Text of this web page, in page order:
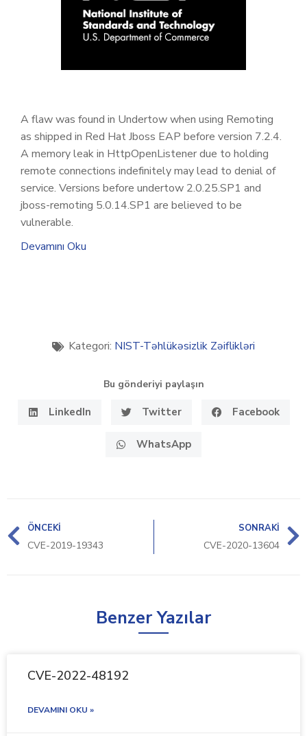
A flaw was found in Undertow when using Remoting
as shipped in Red Hat Jboss EAP before version 7.2.4.
A memory leak in HttpOpenListener due to holding
remote connections indefinitely may lead to denial of
service. Versions before undertow 2.0.25.SP1 and
jboss-remoting 5.0.14.SP1 are believed to be
vulnerable.
Devamını Oku
Kategori: NIST-Təhlükəsizlik Zəiflikləri
Bu gönderiyi paylaşın
LinkedIn Twitter Facebook
WhatsApp
ÖNCEKI
CVE-2019-19343
SONRAKI
CVE-2020-13604
Benzer Yazılar
CVE-2022-48192
DEVAMINI OKU »